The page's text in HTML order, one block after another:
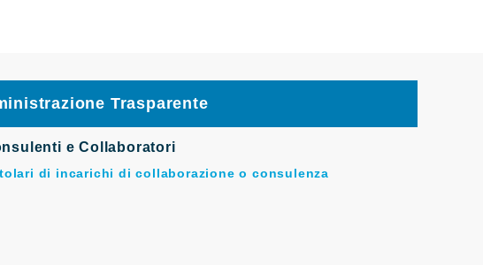
Trasparente
e Collaboratori
di incarichi di collaborazione o consulenza